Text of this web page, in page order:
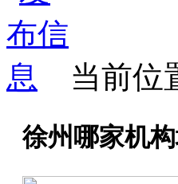
当前位
徐州哪家机